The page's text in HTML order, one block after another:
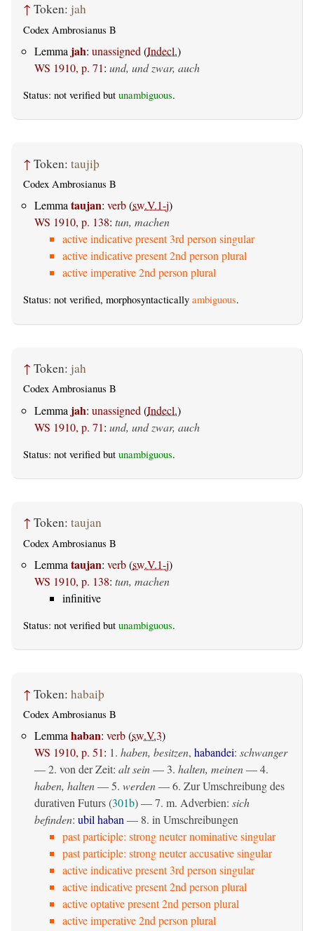
↑ Token: jah
Codex Ambrosianus B
Lemma jah: unassigned (Indecl.)
WS 1910, p. 71: und, und zwar, auch
Status: not verified but unambiguous.
↑ Token: taujiþ
Codex Ambrosianus B
Lemmataujan: verb(sw.V.1-j)
WS 1910, p. 138: tun, machen
active indicative present 3rd person singular
active indicative present 2nd person plural
active imperative 2nd person plural
Status: not verified, morphosyntactically ambiguous.
↑ Token: jah
Codex Ambrosianus B
Lemma jah: unassigned (Indecl.)
WS 1910, p. 71: und, und zwar, auch
Status: not verified but unambiguous.
↑ Token: taujan
Codex Ambrosianus B
Lemma taujan: verb(sw.V.1-j)
WS 1910, p. 138: tun, machen
infinitive
Status: not verified but unambiguous.
↑ Token: habaiþ
Codex Ambrosianus B
Lemma haban: verb(sw.V.3)
WS 1910, p. 51: 1. haben, besitzen, habandei: schwanger
— 2. von der Zeit: alt sein— 3. halten, meinen— 4.
haben, halten— 5. werden— 6. Zur Umschreibung des
durativen Futurs (301b) — 7. m. Adverbien: sich
befinden: ubil haban — 8. in Umschreibungen
past participle: strong neuter nominative singular
past participle: strong neuter accusative singular
active indicative present 3rd person singular
active indicative present 2nd person plural
active optative present 2nd person plural
active imperative 2nd person plural